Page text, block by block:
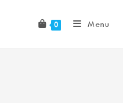
0 Menu